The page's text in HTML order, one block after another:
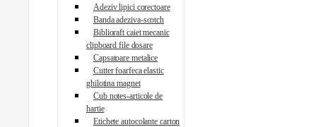
Adeziv lipici corectoare
Banda adeziva-scotch
Biblioraft caiet mecanic
clipboard file dosare
Capsatoare metalice
Cutter foarfeca elastic
ghilotina magnet
Cub notes-articole de
hartie
Etichete autocolante carton